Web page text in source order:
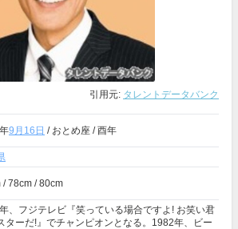
引用元: タレントデータバンク
9月16日 / おとめ座 / 酉年
/ 78cm / 80cm
、フジテレビ『笑っている場合ですよ! お笑い君
ターだ!』でチャンピオンとなる。1982年、ビー